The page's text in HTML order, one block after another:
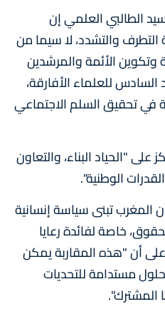
الطالبي العلمي إن
التطرف والتشدد، لا سيما من
وتكوين الأئمة والمرشدين
للعلماء الأفارقة،
تحقيق السلم الاجتماعي
على "الحياد البناء، والتعاون
الوطنية".
المغرب تبنى سياسة إنسانية
خاصة لفائدة رعايا
أن "هذه المقاربة يمكن
مستدامة للتحديات
المشترك".